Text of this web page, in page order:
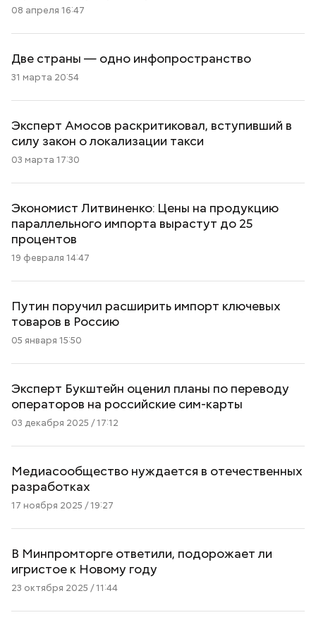
08 апреля 16:47
Две страны — одно инфопространство
31 марта 20:54
Эксперт Амосов раскритиковал, вступивший в
силу закон о локализации такси
03 марта 17:30
Экономист Литвиненко: Цены на продукцию
параллельного импорта вырастут до 25
процентов
19 февраля 14:47
Путин поручил расширить импорт ключевых
товаров в Россию
05 января 15:50
Эксперт Букштейн оценил планы по переводу
операторов на российские сим-карты
03 декабря 2025 / 17:12
Медиасообщество нуждается в отечественных
разработках
17 ноября 2025 / 19:27
В Минпромторге ответили, подорожает ли
игристое к Новому году
23 октября 2025 / 11:44